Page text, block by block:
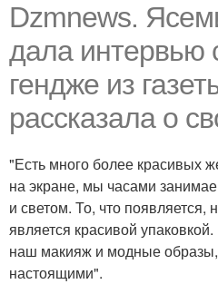
Dzmnews.
дала интервью
гендже из
рассказала о
"Есть много более красивых
на экране, мы часами
и светом. То, что появляется,
является красивой
наш макияж и модные
настоящими".